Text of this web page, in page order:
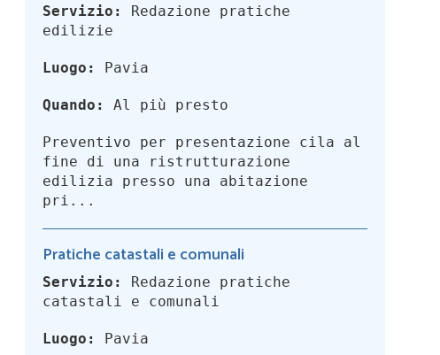
Servizio:
Redazione pratiche
edilizie
Luogo: Pavia
Quando: Al più presto
Preventivo per presentazione cila al
fine di una ristrutturazione
edilizia presso una abitazione
pri...
Pratiche catastali e comunali
Servizio:
Redazione pratiche
catastali e comunali
Luogo: Pavia